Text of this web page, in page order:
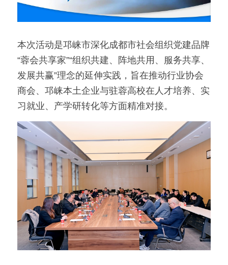
本次活动是邛崃市深化成都市社会组织党建品牌
“蓉会共享家”“组织共建、阵地共用、服务共享、
发展共赢”理念的延伸实践，旨在推动行业协会
商会、邛崃本土企业与驻蓉高校在人才培养、实
习就业、产学研转化等方面精准对接。